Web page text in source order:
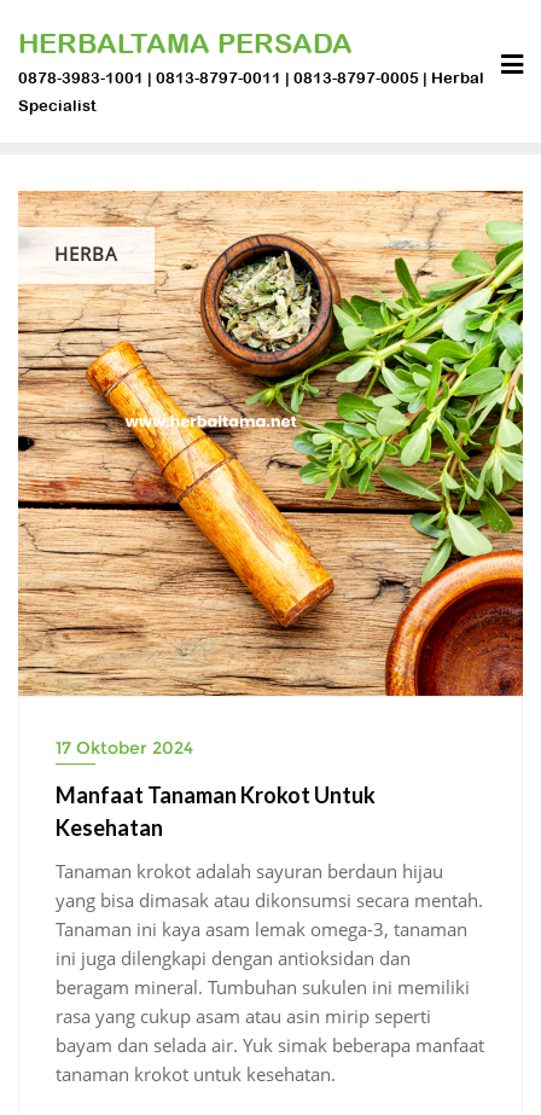
content
HERBALTAMA PERSADA
0878-3983-1001 | 0813-8797-0011 | 0813-8797-0005 | Herbal
Specialist
HERBA
17 Oktober 2024
Manfaat Tanaman Krokot Untuk
Kesehatan
Tanaman krokot adalah sayuran berdaun hijau
yang bisa dimasak atau dikonsumsi secara mentah.
Tanaman ini kaya asam lemak omega-3, tanaman
ini juga dilengkapi dengan antioksidan dan
beragam mineral. Tumbuhan sukulen ini memiliki
rasa yang cukup asam atau asin mirip seperti
bayam dan selada air. Yuk simak beberapa manfaat
tanaman krokot untuk kesehatan.